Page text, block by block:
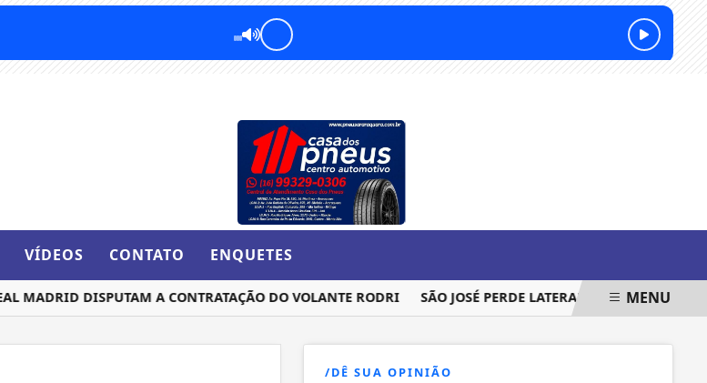
VÍDEOS CONTATO ENQUETES
DISPUTAM A CONTRATAÇÃO DO VOLANTE RODRI SÃO JOSÉ PERDE LATERAL PARA SEQUÊNCIA DA
MENU
/DÊ SUA OPINIÃO